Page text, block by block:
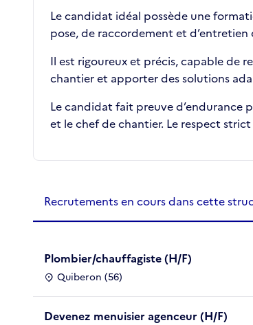
Le candidat idéal possède une
pose, de raccordement et d’entretien
Il est rigoureux et précis, capable de
chantier et apporter des solutions
Le candidat fait preuve d’endurance
et le chef de chantier. Le respect
Recrutements de la structure
Recrutements en cours dans cette
Plombier/chauffagiste (H/F)
Quiberon (56)
Devenez menuisier agenceur (H/F)